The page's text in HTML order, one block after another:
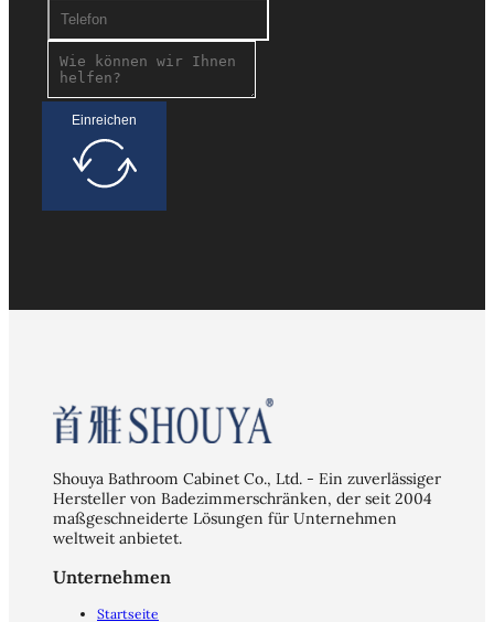
Einreichen
Shouya Bathroom Cabinet Co., Ltd. - Ein zuverlässiger
Hersteller von Badezimmerschränken, der seit 2004
maßgeschneiderte Lösungen für Unternehmen
weltweit anbietet.
Unternehmen
Startseite